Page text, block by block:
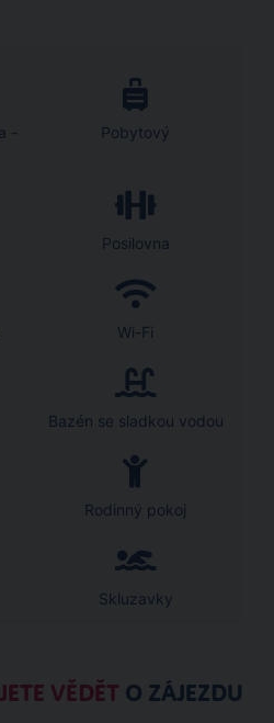
-
Pobytový
Posilovna
Wi-Fi
Bazén se sladkou vodou
Rodinný pokoj
Skluzavky
VĚDĚT O ZÁJEZDU